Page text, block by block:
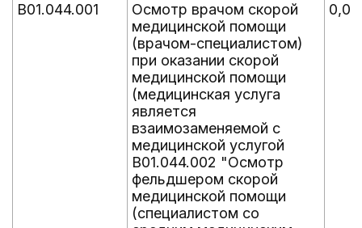
B01.044.001
Осмотр врачом скорой
медицинской помощи
(врачом-специалистом)
при оказании скорой
медицинской помощи
(медицинская услуга
является
взаимозаменяемой с
медицинской услугой
B01.044.002 "Осмотр
фельдшером скорой
медицинской помощи
(специалистом со